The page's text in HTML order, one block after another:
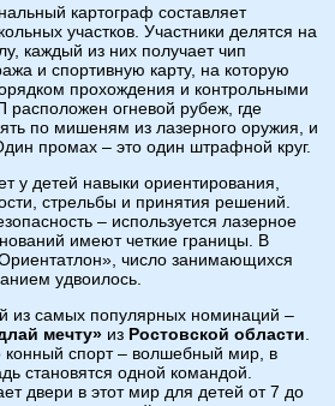
картограф составляет
участков. Участники делятся на
каждый из них получает чип
и спортивную карту, на которую
прохождения и контрольными
огневой рубеж, где
по мишеням из лазерного оружия, и
промах – это один штрафной круг.
у детей навыки ориентирования,
стрельбы и принятия решений.
– используется лазерное
имеют четкие границы. В
число занимающихся
удвоилось.
из самых популярных номинаций –
мечту» из Ростовской области
конный спорт – волшебный мир, в
становятся одной командой.
двери в этот мир для детей от 7 до